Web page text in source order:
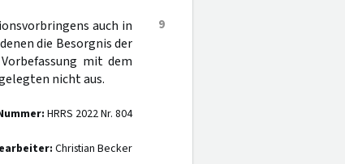
9
auch in
die Besorgnis der
mit dem
nicht aus.
HRRS 2022 Nr. 804
Christian Becker